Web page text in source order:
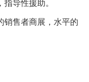
售者商展，水平的